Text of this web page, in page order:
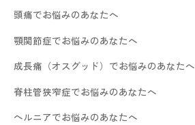
頭痛でお悩みのあなたへ
顎関節症でお悩みのあなたへ
成長痛（オスグッド）でお悩みのあなたへ
脊柱管狭窄症でお悩みのあなたへ
ヘルニアでお悩みのあなたへ